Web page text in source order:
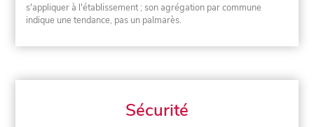
s'appliquer à l'établissement ; son agrégation par commune
indique une tendance, pas un palmarès.
Sécurité